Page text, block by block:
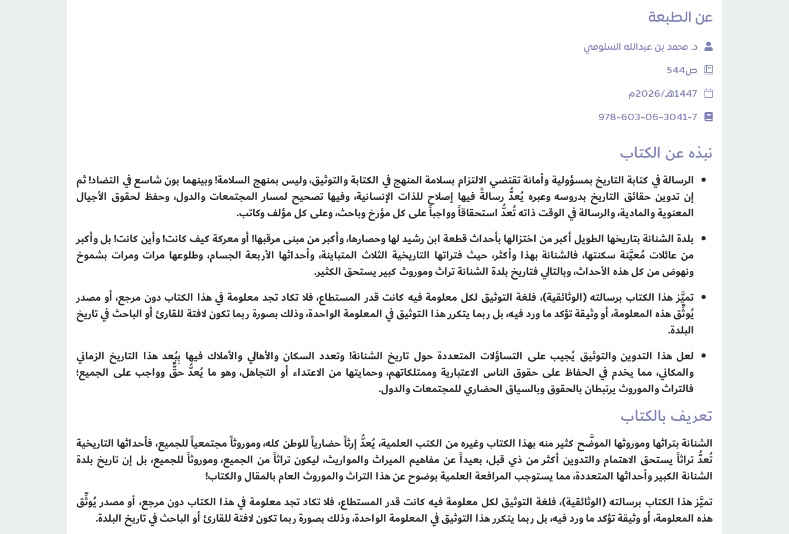
عن الطبعة
د. محمد بن عبدالله السلومي
ص544
1447هـ/2026م
978-603-06-3041-7
نبذه عن الكتاب
الرسالة في كتابة التاريخ بمسؤولية وأمانة تقتضي الالتزام بسلامة المنهج في الكتابة والتوثيق، وليس بمنهج السلامة! وبينهما بون شاسع في التضاد! ثم
إن تدوين حقائق التاريخ بدروسه وعبره يُعدُّ رسالةً فيها إصلاح للذات الإنسانية، وفيها تصحيح لمسار المجتمعات والدول، وحفظ لحقوق الأجيال
المعنوية والمادية، والرسالة في الوقت ذاتهتُعدُّ استحقاقاً وواجباً على كل مؤرخ وباحث، وعلى كل مؤلف وكاتب.
بلدة الشنانة بتاريخها الطويل أكبر من اختزالها بأحداث قطعة ابن رشيد لها وحصارها، وأكبر من مبنى مرقبها! أو معركة كيف كانت! وأين كانت! بل وأكبر
من عائلات مُعيَّنة سكنتها، فالشنانة بهذا وأكثر، حيث فتراتها التاريخية الثلاث المتباينة، وأحداثها الأربعة الجسام، وطلوعها مرات ومرات بشموخ
ونهوض من كل هذه الأحداث، وبالتالي فتاريخ بلدة الشنانة تراث وموروث كبير يستحق الكثير.
تميَّز هذا الكتاب برسالته (الوثائقية)، فلغة التوثيق لكل معلومة فيه كانت قدر المستطاع، فلا تكاد تجد معلومة في هذا الكتاب دون مرجع، أو مصدر
يُوثِّق هذه المعلومة، أو وثيقة تؤكد ما ورد فيه، بل ربما يتكرر هذا التوثيق في المعلومة الواحدة، وذلك بصورة ربما تكون لافتة للقارئ أوالباحث في تاريخ
البلدة.
لعل هذا التدوين والتوثيق يُجيب على التساؤلات المتعددة حول تاريخ الشنانة! وتعدد السكان والأهالي والأملاك فيها بِبُعد هذا التاريخ الزماني
والمكاني، مما يخدم في الحفاظ على حقوق الناس الاعتبارية وممتلكاتهم، وحمايتها من الاعتداء أو التجاهل، وهو ما يُعدُّ حقٌّ وواجب على الجميع؛
فالتراث والموروث يرتبطان بالحقوق وبالسياق الحضاري للمجتمعات والدول.
تعريف بالكتاب
الشنانة بتراثها وموروثها الموضَّح كثير منه بهذا الكتاب وغيره من الكتب العلمية، يُعدُّ إرثاً حضارياً للوطن كله، وموروثاً مجتمعياً للجميع، فأحداثها التاريخية
تُعدُّ تراثاً يستحق الاهتمام والتدوين أكثر من ذي قبل، بعيداً عن مفاهيم الميراث والمواريث، ليكون تراثاً من الجميع، وموروثاً للجميع، بل إن تاريخ بلدة
الشنانة الكبير وأحداثها المتعددة، مما يستوجب المرافعة العلمية بوضوح عن هذا التراث والموروث العام بالمقال والكتاب!
تميَّز هذا الكتاب برسالته (الوثائقية)، فلغة التوثيق لكل معلومة فيه كانت قدر المستطاع، فلا تكاد تجد معلومة في هذا الكتاب دون مرجع، أو مصدر يُوثِّق
هذه المعلومة، أو وثيقة تؤكد ما ورد فيه، بل ربما يتكرر هذا التوثيق في المعلومة الواحدة، وذلك بصورة ربما تكون لافتة للقارئ أوالباحث في تاريخ البلدة.